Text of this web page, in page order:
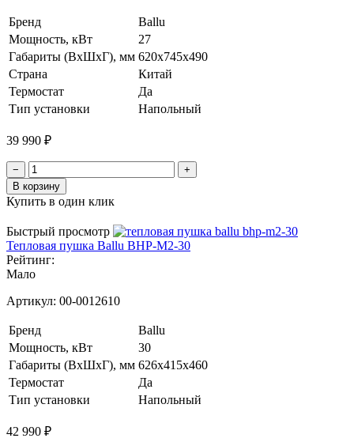
Бренд
Ballu
Мощность, кВт
27
Габариты (ВхШхГ), мм 620х745х490
Страна
Китай
Термостат
Да
Тип установки
Напольный
39 990 ₽
−
+
В корзину
Купить в один клик
Быстрый просмотр
Тепловая пушка Ballu BHP-M2-30
Рейтинг:
Мало
Артикул: 00-0012610
Бренд
Ballu
Мощность, кВт
30
Габариты (ВхШхГ), мм 626x415x460
Термостат
Да
Тип установки
Напольный
42 990 ₽